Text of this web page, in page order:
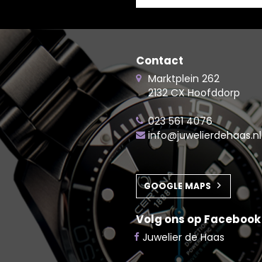
Contact
Marktplein 262
2132 CX Hoofddorp
023 561 4076
info@juwelierdehaas.nl
GOOGLE MAPS
Volg ons op Facebook
Juwelier de Haas